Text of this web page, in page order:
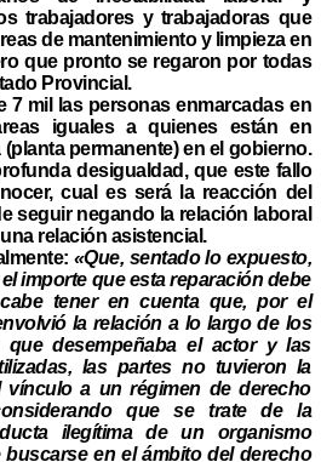
trabajadores y trabajadoras que
de mantenimiento y limpieza en
que pronto se regaron por todas
Provincial.
7 mil las personas enmarcadas en
iguales a quienes están en
permanente) en el gobierno.
desigualdad, que este fallo
cual es será la reacción del
seguir negando la relación laboral
relación asistencial.
«Que, sentado lo expuesto,
importe que esta reparación debe
tener en cuenta que, por el
la relación a lo largo de los
desempeñaba el actor y las
las partes no tuvieron la
vínculo a un régimen de derecho
que se trate de la
ilegítima de un organismo
en el ámbito del derecho